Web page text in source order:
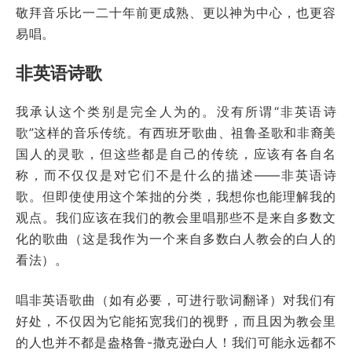
敬拜音乐比一二十年前更成熟、更以神为中心，也更容
易唱。
非英语诗歌
我承认这个类别是完全人为的。没有所谓“非英语诗
歌”这样的音乐传统。有西班牙歌曲、祖鲁圣歌和非裔美
国人的灵歌，但这些都是自己的传统，应该有各自名
称，而不仅仅是对它们不是什么的描述——非英语诗
歌。但即使使用这个笨拙的分类，我想你也能理解我的
观点。我们应该在我们的教会里唱那些不是来自多数文
化的歌曲（这是我作为一个来自多数白人教会的白人的
看法）。
唱非英语歌曲（如有必要，可进行歌词翻译）对我们有
好处，不仅因为它能拓宽我们的视野，而且因为教会里
的人也并不都是盎格鲁-撒克逊白人！我们可能永远都不